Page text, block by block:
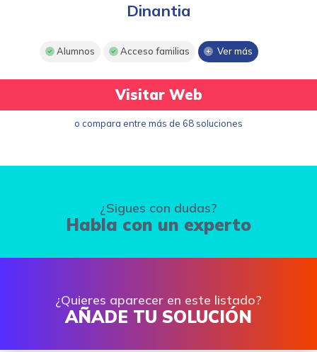
Dinantia
Alumnos Acceso familias Ver más
Visitar Web
o compara entre más de 68 soluciones
¿Sigues con dudas?
Habla con un experto
¿Quieres aparecer en este listado?
AÑADE TU SOLUCIÓN